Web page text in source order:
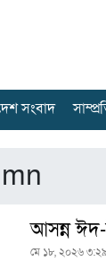
সংবাদ
আসন্ন ঈদ-
মে ১৮, ২০২৬